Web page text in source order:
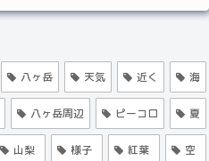
八ヶ岳 天気 近く 海
八ヶ岳周辺 ピーコロ 夏
山梨 様子 紅葉 空